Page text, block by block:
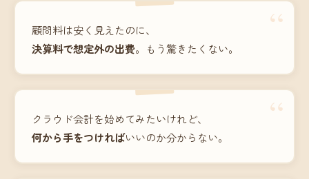
“
顧問料は安く見えたのに、
決算料で想定外の出費。もう驚きたくない。
“
クラウド会計を始めてみたいけれど、
何から手をつければいいのか分からない。